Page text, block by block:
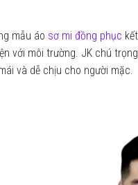
mẫu áo sơ mi đồng phục
với môi trường. JK chú
và dễ chịu cho người mặc.